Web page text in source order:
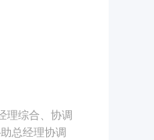
理综合、协调
总经理协调